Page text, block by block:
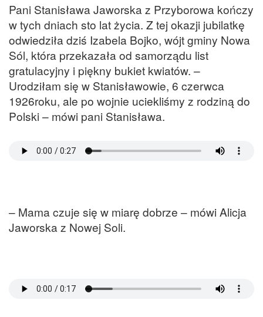
Pani Stanisława Jaworska z Przyborowa kończy
w tych dniach sto lat życia. Z tej okazji jubilatkę
odwiedziła dziś Izabela Bojko, wójt gminy Nowa
Sól, która przekazała od samorządu list
gratulacyjny i piękny bukiet kwiatów. –
Urodziłam się w Stanisławowie, 6 czerwca
1926roku, ale po wojnie uciekliśmy z rodziną do
Polski – mówi pani Stanisława.
– Mama czuje się w miarę dobrze – mówi Alicja
Jaworska z Nowej Soli.